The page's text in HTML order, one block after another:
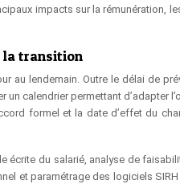
impacts sur la rémunération,
la transition
lendemain. Outre le délai de
calendrier permettant d’adapter
formel et la date d’effet du
du salarié, analyse de
et paramétrage des logiciels